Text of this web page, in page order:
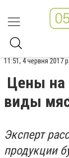
11:51, 4 червня 2017 р.
Цены на
виды
Эксперт
продукции